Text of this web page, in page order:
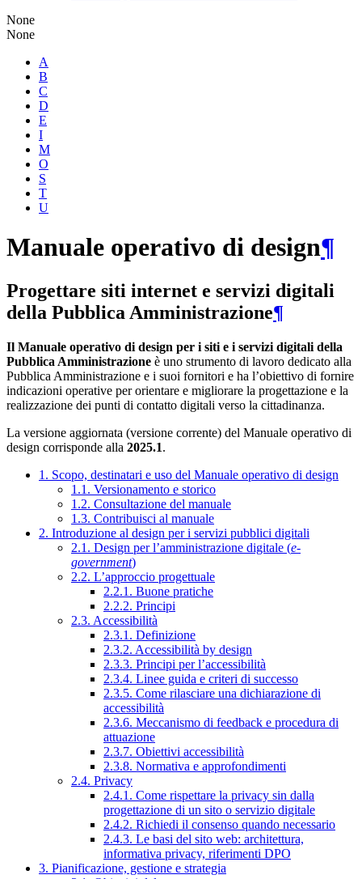
None
None
A
B
C
D
E
I
M
O
S
T
U
Manuale operativo di design¶
Progettare siti internet e servizi digitali
della Pubblica Amministrazione¶
Il Manuale operativo di design per i siti e i servizi digitali della
Pubblica Amministrazione è uno strumento di lavoro dedicato alla
Pubblica Amministrazione e i suoi fornitori e ha l’obiettivo di fornire
indicazioni operative per orientare e migliorare la progettazione e la
realizzazione dei punti di contatto digitali verso la cittadinanza.
La versione aggiornata (versione corrente) del Manuale operativo di
design corrisponde alla 2025.1.
1. Scopo, destinatari e uso del Manuale operativo di design
1.1. Versionamento e storico
1.2. Consultazione del manuale
1.3. Contribuisci al manuale
2. Introduzione al design per i servizi pubblici digitali
2.1. Design per l’amministrazione digitale (e-
government)
2.2. L’approccio progettuale
2.2.1. Buone pratiche
2.2.2. Principi
2.3. Accessibilità
2.3.1. Definizione
2.3.2. Accessibilità by design
2.3.3. Principi per l’accessibilità
2.3.4. Linee guida e criteri di successo
2.3.5. Come rilasciare una dichiarazione di
accessibilità
2.3.6. Meccanismo di feedback e procedura di
attuazione
2.3.7. Obiettivi accessibilità
2.3.8. Normativa e approfondimenti
2.4. Privacy
2.4.1. Come rispettare la privacy sin dalla
progettazione di un sito o servizio digitale
2.4.2. Richiedi il consenso quando necessario
2.4.3. Le basi del sito web: architettura,
informativa privacy, riferimenti DPO
3. Pianificazione, gestione e strategia